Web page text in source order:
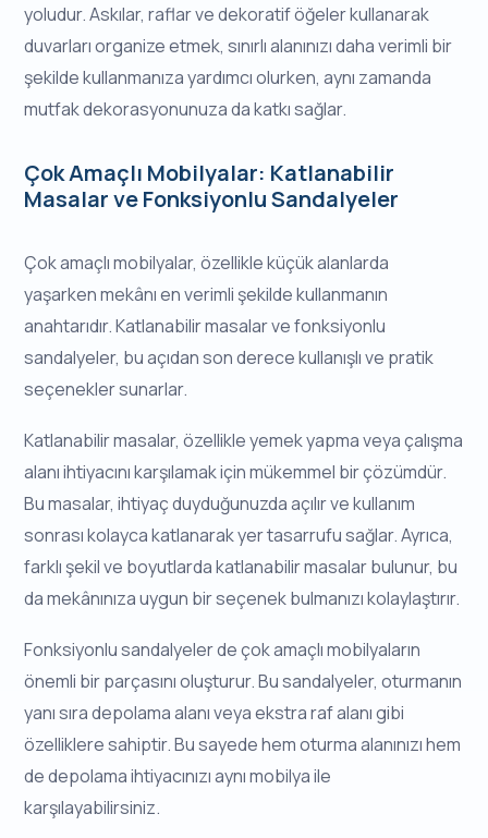
yoludur. Askılar, raflar ve dekoratif öğeler kullanarak
duvarları organize etmek, sınırlı alanınızı daha verimli bir
şekilde kullanmanıza yardımcı olurken, aynı zamanda
mutfak dekorasyonunuza da katkı sağlar.
Çok Amaçlı Mobilyalar: Katlanabilir
Masalar ve Fonksiyonlu Sandalyeler
Çok amaçlı mobilyalar, özellikle küçük alanlarda
yaşarken mekânı en verimli şekilde kullanmanın
anahtarıdır. Katlanabilir masalar ve fonksiyonlu
sandalyeler, bu açıdan son derece kullanışlı ve pratik
seçenekler sunarlar.
Katlanabilir masalar, özellikle yemek yapma veya çalışma
alanı ihtiyacını karşılamak için mükemmel bir çözümdür.
Bu masalar, ihtiyaç duyduğunuzda açılır ve kullanım
sonrası kolayca katlanarak yer tasarrufu sağlar. Ayrıca,
farklı şekil ve boyutlarda katlanabilir masalar bulunur, bu
da mekânınıza uygun bir seçenek bulmanızı kolaylaştırır.
Fonksiyonlu sandalyeler de çok amaçlı mobilyaların
önemli bir parçasını oluşturur. Bu sandalyeler, oturmanın
yanı sıra depolama alanı veya ekstra raf alanı gibi
özelliklere sahiptir. Bu sayede hem oturma alanınızı hem
de depolama ihtiyacınızı aynı mobilya ile
karşılayabilirsiniz.